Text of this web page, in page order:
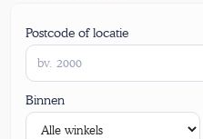
Postcode of locatie
Binnen